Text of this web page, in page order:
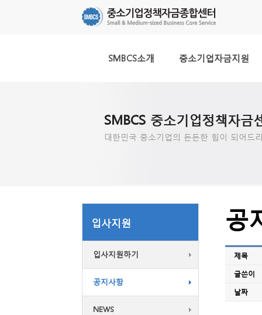
SMBCS소개 중소기업자금지원
SMBCS 중소기업정책자금
대한민국 중소기업의 든든한 힘이 되어드
입사지원
입사지원하기
공지사항
NEWS
공
제목
글쓴이
날짜